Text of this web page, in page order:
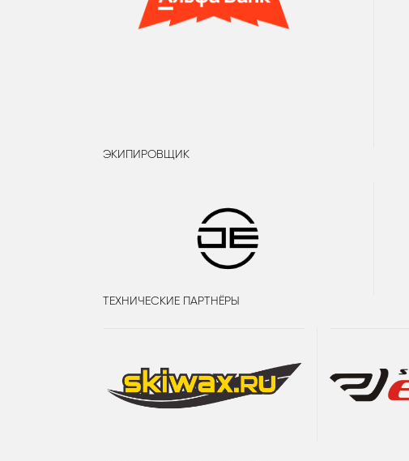
ЭКИПИРОВЩИК
ТЕХНИЧЕСКИЕ ПАРТНЁРЫ